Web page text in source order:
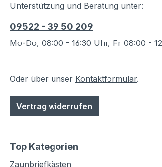
Unterstützung und Beratung unter:
09522 - 39 50 209
Mo-Do, 08:00 - 16:30 Uhr, Fr 08:00 -
Oder über unser Kontaktformular.
Vertrag widerrufen
Top Kategorien
Zaunbriefkästen